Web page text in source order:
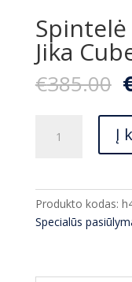
Jika
€385.00
kiekis:
praustuvu
Cube
Į
Produkto kodas:
Specialūs